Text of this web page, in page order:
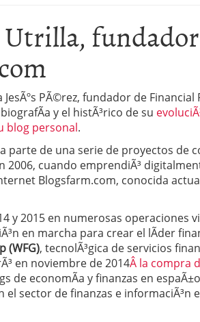
en pymes: la obligación que muchas
ya es demasiado tarde 20/07/2026
Que Deben Saber los Traders Mexicanos
vs proceso tradicional: ventajas reales
baja mÃ©dica cuando trabajas por
JesÃºs PÃ©rez, fundador de Financial
y el histÃ³rico de su
blog personal.
parte de una serie de proyectos de
2006, cuando emprendiÃ³
Blogsfarm.com, conocida
y 2015 en numerosas operaciones
en marcha para crear el lÃ­der
(WFG), tecnolÃ³gica de servicios
en noviembre de 2014Â la compra
de economÃ­a y finanzas en
sector de finanzas e informaciÃ³n